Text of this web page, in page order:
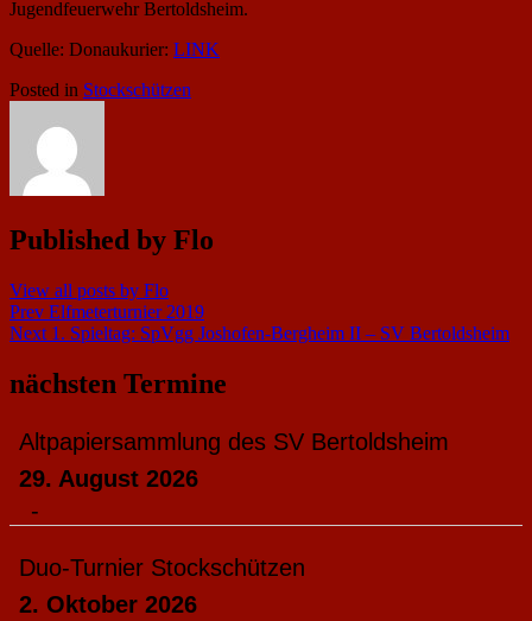
Jugendfeuerwehr Bertoldsheim.
Quelle: Donaukurier: LINK
Posted in Stockschützen
Published by Flo
View all posts by Flo
Beitragsnavigation
Prev Elfmeterturnier 2019
Next 1. Spieltag: SpVgg Joshofen-Bergheim II – SV Bertoldsheim
nächsten Termine
Altpapiersammlung des SV Bertoldsheim
29. August 2026
-
Duo-Turnier Stockschützen
2. Oktober 2026